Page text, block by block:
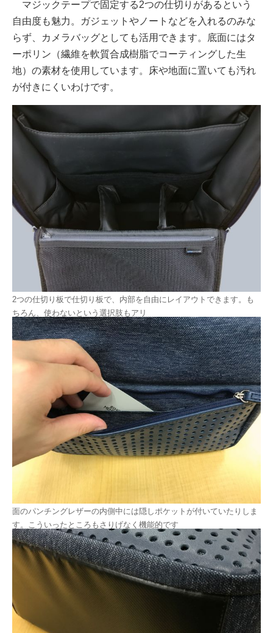
マジックテープで固定する2つの仕切りがあるという
自由度も魅力。ガジェットやノートなどを入れるのみな
らず、カメラバッグとしても活用できます。底面にはタ
ーポリン（繊維を軟質合成樹脂でコーティングした生
地）の素材を使用しています。床や地面に置いても汚れ
が付きにくいわけです。
2つの仕切り板で仕切り板で、内部を自由にレイアウトできます。も
ちろん、使わないという選択肢もアリ
面のパンチングレザーの内側中には隠しポケットが付いていたりしま
す。こういったところもさりげなく機能的です